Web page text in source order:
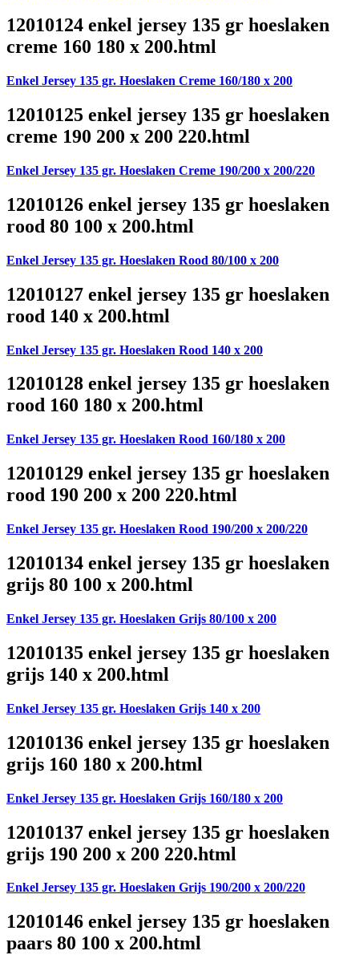
12010124 enkel jersey 135 gr hoeslaken
creme 160 180 x 200.html
Enkel Jersey 135 gr. Hoeslaken Creme 160/180 x 200
12010125 enkel jersey 135 gr hoeslaken
creme 190 200 x 200 220.html
Enkel Jersey 135 gr. Hoeslaken Creme 190/200 x 200/220
12010126 enkel jersey 135 gr hoeslaken
rood 80 100 x 200.html
Enkel Jersey 135 gr. Hoeslaken Rood 80/100 x 200
12010127 enkel jersey 135 gr hoeslaken
rood 140 x 200.html
Enkel Jersey 135 gr. Hoeslaken Rood 140 x 200
12010128 enkel jersey 135 gr hoeslaken
rood 160 180 x 200.html
Enkel Jersey 135 gr. Hoeslaken Rood 160/180 x 200
12010129 enkel jersey 135 gr hoeslaken
rood 190 200 x 200 220.html
Enkel Jersey 135 gr. Hoeslaken Rood 190/200 x 200/220
12010134 enkel jersey 135 gr hoeslaken
grijs 80 100 x 200.html
Enkel Jersey 135 gr. Hoeslaken Grijs 80/100 x 200
12010135 enkel jersey 135 gr hoeslaken
grijs 140 x 200.html
Enkel Jersey 135 gr. Hoeslaken Grijs 140 x 200
12010136 enkel jersey 135 gr hoeslaken
grijs 160 180 x 200.html
Enkel Jersey 135 gr. Hoeslaken Grijs 160/180 x 200
12010137 enkel jersey 135 gr hoeslaken
grijs 190 200 x 200 220.html
Enkel Jersey 135 gr. Hoeslaken Grijs 190/200 x 200/220
12010146 enkel jersey 135 gr hoeslaken
paars 80 100 x 200.html